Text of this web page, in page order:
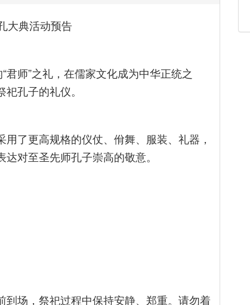
大典活动预告
君师”之礼，在儒家文化成为中华正统之
孔子的礼仪。
了更高规格的仪仗、佾舞、服装、礼器，
对至圣先师孔子崇高的敬意。
到场，祭祀过程中保持安静、郑重。请勿着